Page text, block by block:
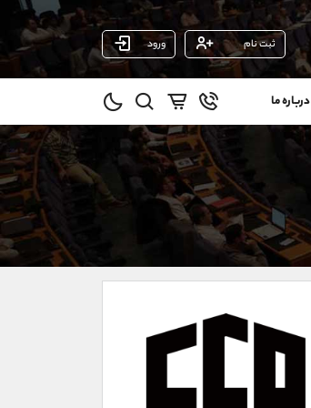
ثبت نام ورود
درباره ما
(یوسف فرخنده)
09194198792
شروع گفتگو
@Armteam_admin_33
021-22021030
021-22021040
@alireza.mehrabii
@alirezamehrabi_com